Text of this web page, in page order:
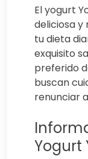
El yogurt
deliciosa
tu dieta
exquisito
preferido
buscan
renunciar
Yogurt